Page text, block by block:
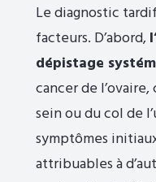
Le diagnostic
facteurs. D’abord,
dépistage
cancer de
sein ou du col de
symptômes
attribuables à